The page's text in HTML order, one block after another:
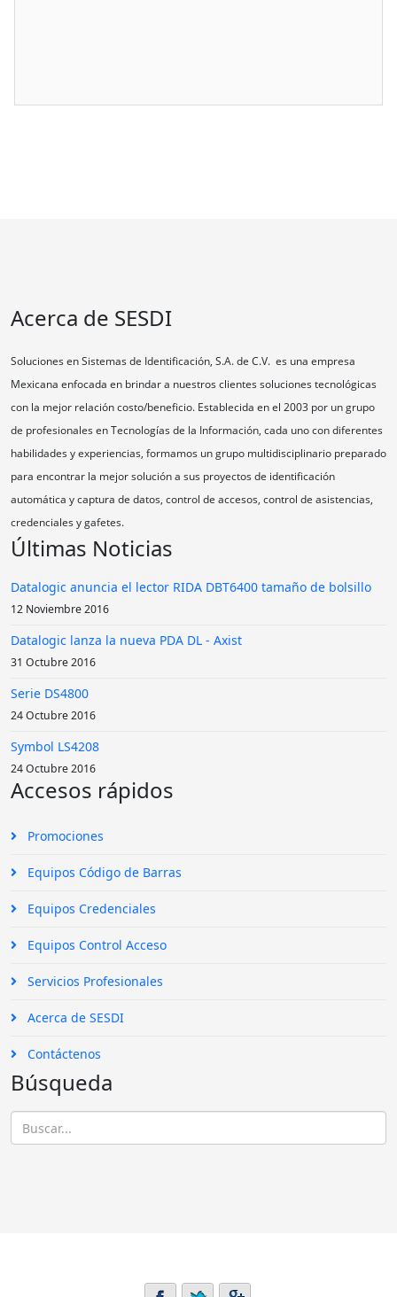
Acerca de SESDI
Soluciones en Sistemas de Identificación, S.A. de C.V. es una empresa
Mexicana enfocada en brindar a nuestros clientes soluciones tecnológicas
con la mejor relación costo/beneficio. Establecida en el 2003 por un grupo
de profesionales en Tecnologías de la Información, cada uno con diferentes
habilidades y experiencias, formamos un grupo multidisciplinario preparado
para encontrar la mejor solución a sus proyectos de identificación
automática y captura de datos, control de accesos, control de asistencias,
credenciales y gafetes.
Últimas Noticias
Datalogic anuncia el lector RIDA DBT6400 tamaño de bolsillo
12 Noviembre 2016
Datalogic lanza la nueva PDA DL - Axist
31 Octubre 2016
Serie DS4800
24 Octubre 2016
Symbol LS4208
24 Octubre 2016
Accesos rápidos
Promociones
Equipos Código de Barras
Equipos Credenciales
Equipos Control Acceso
Servicios Profesionales
Acerca de SESDI
Contáctenos
Búsqueda